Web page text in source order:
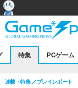
特集 PCゲーム
連載・特集 プレイレポート